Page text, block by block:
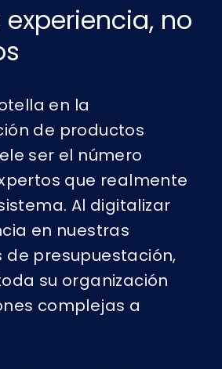
no
en la
de productos
ser el número
que realmente
Al digitalizar
en nuestras
presupuestación,
su organización
complejas a